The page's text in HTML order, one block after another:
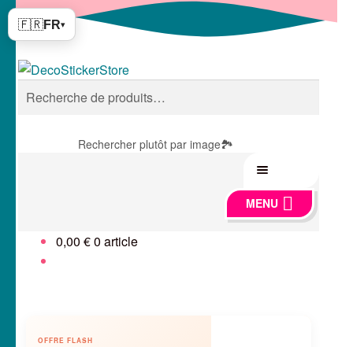
🇫🇷FR▾
Aller
la
Aller
au
contenu
Recherche
pour :
RECHERCHE
Rechercher plutôt par image🏞️
MENU
🍏 Boutique
🐾 Stickers Animaux
0,00 €0 article
OFFRE FLASH